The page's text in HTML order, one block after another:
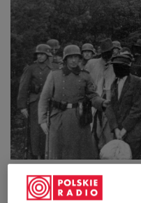
Palmirach
fot. domena publiczna